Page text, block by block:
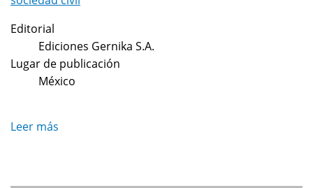
Editorial
Ediciones Gernika S.A.
Lugar de publicación
México
Leer más